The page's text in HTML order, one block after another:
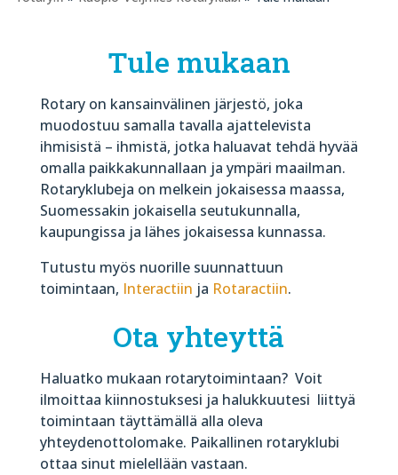
Tule mukaan
Rotary on kansainvälinen järjestö, joka
muodostuu samalla tavalla ajattelevista
ihmisistä – ihmistä, jotka haluavat tehdä hyvää
omalla paikkakunnallaan ja ympäri maailman.
Rotaryklubeja on melkein jokaisessa maassa,
Suomessakin jokaisella seutukunnalla,
kaupungissa ja lähes jokaisessa kunnassa.
Tutustu myös nuorille suunnattuun
toimintaan, Interactiin ja Rotaractiin.
Ota yhteyttä
Haluatko mukaan rotarytoimintaan? Voit
ilmoittaa kiinnostuksesi ja halukkuutesi liittyä
toimintaan täyttämällä alla oleva
yhteydenottolomake. Paikallinen rotaryklubi
ottaa sinut mielellään vastaan.